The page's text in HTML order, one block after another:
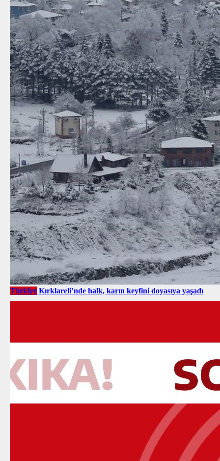
Türkiye Kırklareli’nde halk, karın keyfini doyasıya yaşadı